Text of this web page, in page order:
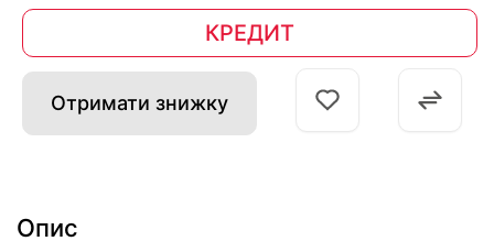
КРЕДИТ
Отримати знижку
Опис